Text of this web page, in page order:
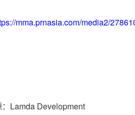
mma.prnasia.com/media2/
Lamda Development